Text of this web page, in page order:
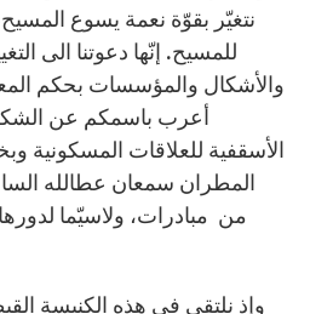
نتغيّر بقوّة نعمة يسوع
للمسيح. إنّها دعوتنا الى
والأشكال والمؤسسات بحكم
أعرب باسمكم عن الشكر
الأسقفية للعلاقات المسكونية
المطران سمعان عطالله
من مبادرات، ولاسيّما